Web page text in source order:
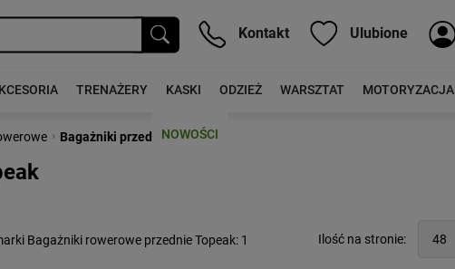
Kontakt Ulubione
TRENAŻERY KASKI ODZIEŻ WARSZTAT MOTORYZACJA
NOWOŚCI
› Bagażniki przednie
Ilość na stronie: 48
Bagażniki rowerowe przednie Topeak: 1